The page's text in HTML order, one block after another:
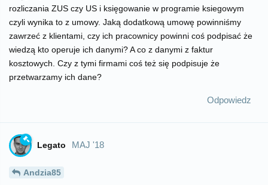
rozliczania ZUS czy US i księgowanie w programie ksiegowym
czyli wynika to z umowy. Jaką dodatkową umowę powinniśmy
zawrzeć z klientami, czy ich pracownicy powinni coś podpisać że
wiedzą kto operuje ich danymi? A co z danymi z faktur
kosztowych. Czy z tymi firmami coś też się podpisuje że
przetwarzamy ich dane?
Odpowiedz
Legato MAJ '18
Andzia85